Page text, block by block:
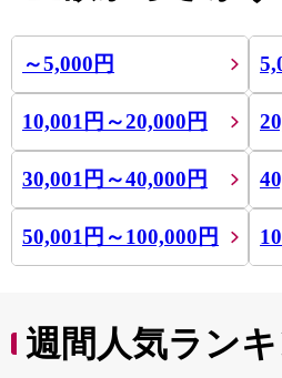
～5,000円
10,001円～20,000円
30,001円～40,000円
50,001円～100,000円
週間人気ラン